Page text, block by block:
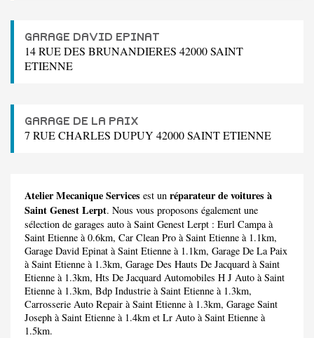
GARAGE DAVID EPINAT
14 RUE DES BRUNANDIERES 42000 SAINT
ETIENNE
GARAGE DE LA PAIX
7 RUE CHARLES DUPUY 42000 SAINT ETIENNE
Atelier Mecanique Services est un réparateur de voitures à
Saint Genest Lerpt. Nous vous proposons également une
sélection de garages auto à Saint Genest Lerpt : Eurl Campaà
Saint Etienne à 0.6km, Car Clean Pro à Saint Etienne à 1.1km,
Garage David Epinat à Saint Etienne à 1.1km, Garage De La Paix
à Saint Etienne à 1.3km, Garage Des Hauts De Jacquard à Saint
Etienne à 1.3km, Hts De Jacquard Automobiles H J Auto à Saint
Etienne à 1.3km, Bdp Industrie à Saint Etienne à 1.3km,
Carrosserie Auto Repair à Saint Etienne à 1.3km, Garage Saint
Joseph à Saint Etienne à 1.4km et Lr Auto à Saint Etienne à
1.5km.